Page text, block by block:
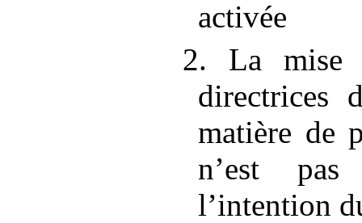
activée
2. La mise
directrices
matière de
n’est
l’intention